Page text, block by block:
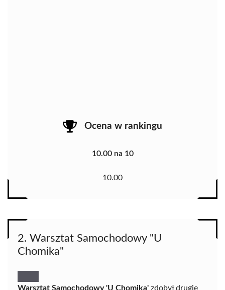
Ocena w rankingu
10.00 na 10
10.00
2. Warsztat Samochodowy "U
Chomika"
Warsztat Samochodowy 'U Chomika' zdobył drugie